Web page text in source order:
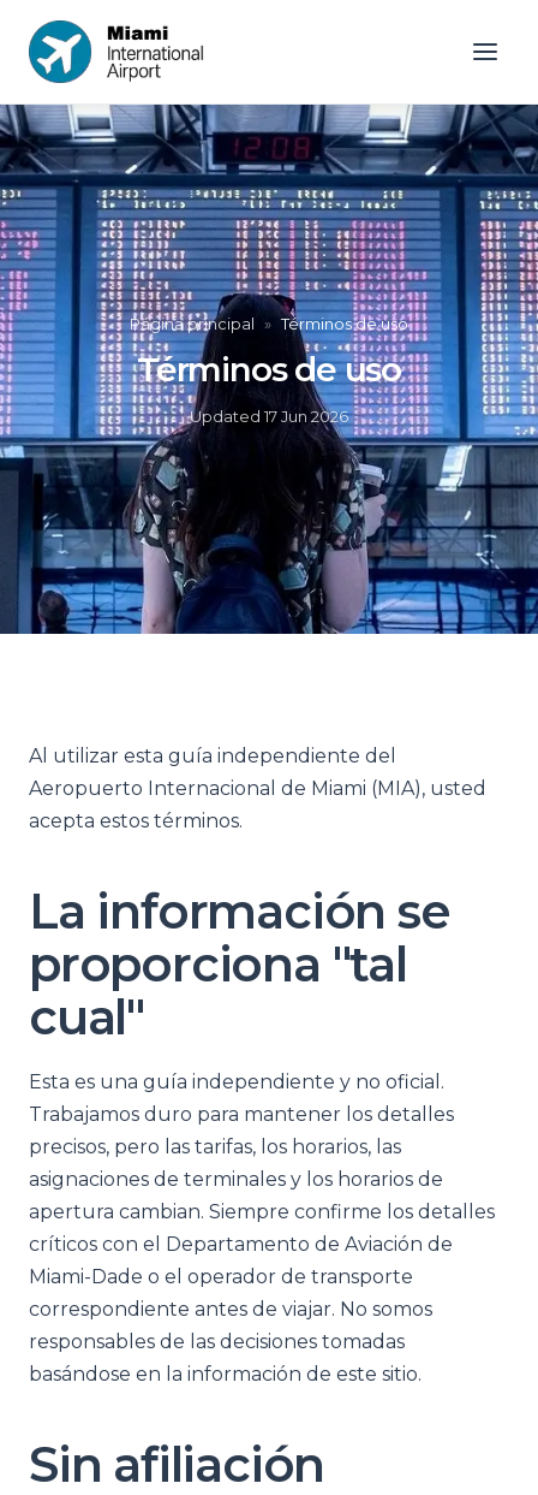
Página principal » Términos de uso
Términos de uso
Updated17 Jun 2026
Al utilizar esta guía independiente del
Aeropuerto Internacional de Miami (MIA), usted
acepta estos términos.
La información se
proporciona "tal
cual"
Esta es una guía independiente y no oficial.
Trabajamos duro para mantener los detalles
precisos, pero las tarifas, los horarios, las
asignaciones de terminales y los horarios de
apertura cambian. Siempre confirme los detalles
críticos con el Departamento de Aviación de
Miami-Dade o el operador de transporte
correspondiente antes de viajar. No somos
responsables de las decisiones tomadas
basándose en la información de este sitio.
Sin afiliación